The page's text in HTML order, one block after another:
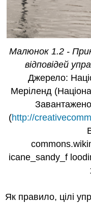
Малюнок 1.2 -
відповідей
Джерело:
Меріленд
(http://
icane_sandy_f
Як правило, цілі